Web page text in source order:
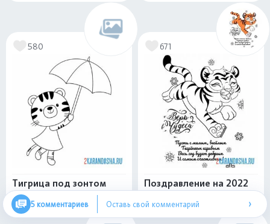
580
Тигрица под зонтом
671
Поздравление на 2022
год тигра
5 комментариев Оставь свой комментарий ›